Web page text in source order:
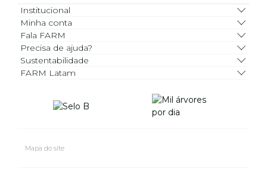
Institucional
Minha conta
Fala FARM
Precisa de ajuda?
Sustentabilidade
FARM Latam
Mapa do site